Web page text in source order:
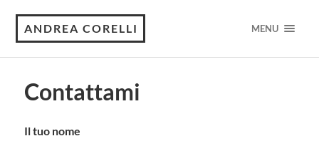
ANDREA CORELLI MENU
Contattami
Il tuo nome